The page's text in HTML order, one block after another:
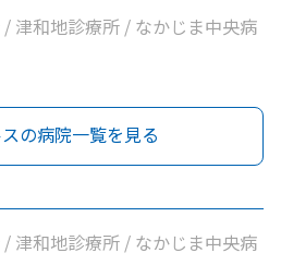
津和地診療所 / なかじま中央病
の病院一覧を見る
津和地診療所 / なかじま中央病